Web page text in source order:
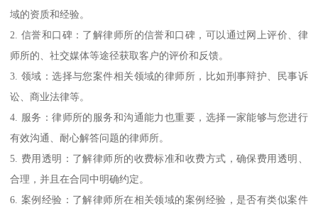
域的资质和经验。
2. 信誉和口碑：了解律师所的信誉和口碑，可以通过网上评价、律
师所的、社交媒体等途径获取客户的评价和反馈。
3. 领域：选择与您案件相关领域的律师所，比如刑事辩护、民事诉
讼、商业法律等。
4. 服务：律师所的服务和沟通能力也重要，选择一家能够与您进行
有效沟通、耐心解答问题的律师所。
5. 费用透明：了解律师所的收费标准和收费方式，确保费用透明、
合理，并且在合同中明确约定。
6. 案例经验：了解律师所在相关领域的案例经验，是否有类似案件